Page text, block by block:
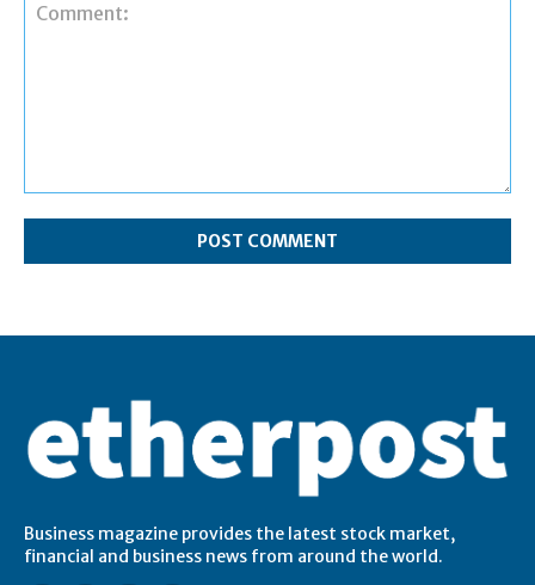
Business magazine provides the latest stock market,
financial and business news from around the world.